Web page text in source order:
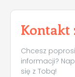
Kontakt
Chcesz
informacji?
się z Tobą!